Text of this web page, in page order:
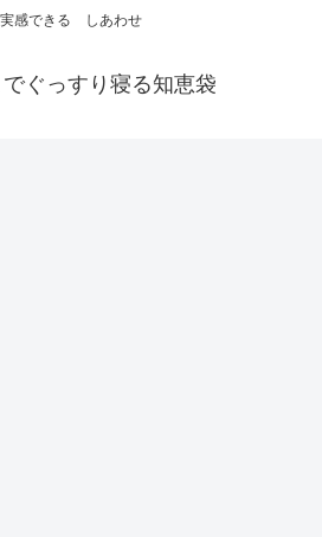
感できる しあわせ
ぐっすり寝る知恵袋